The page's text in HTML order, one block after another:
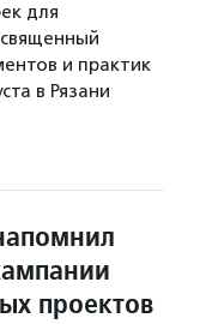
для
и практик
в Рязани
проектов